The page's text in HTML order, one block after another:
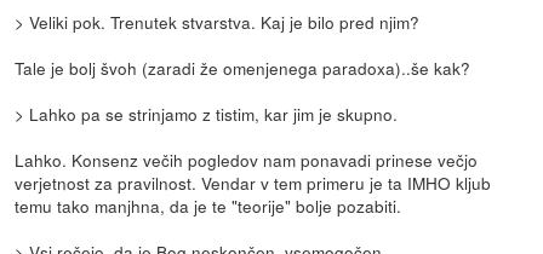
> Veliki pok. Trenutek stvarstva. Kaj je bilo pred njim?
Tale je bolj švoh (zaradi že omenjenega paradoxa)..še kak?
> Lahko pa se strinjamo z tistim, kar jim je skupno.
Lahko. Konsenz večih pogledov nam ponavadi prinese večjo
verjetnost za pravilnost. Vendar v tem primeru je ta IMHO kljub
temu tako manjhna, da je te "teorije" bolje pozabiti.